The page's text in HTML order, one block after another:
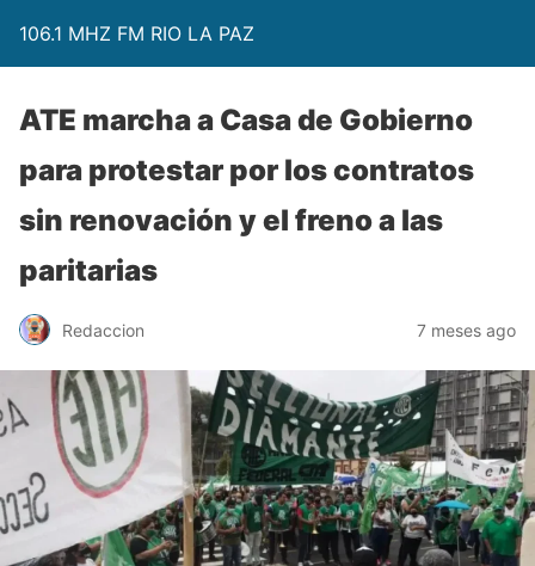
106.1 MHZ FM RIO LA PAZ
ATE marcha a Casa de Gobierno
para protestar por los contratos
sin renovación y el freno a las
paritarias
Redaccion 7 meses ago